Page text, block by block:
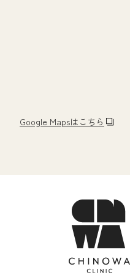
Google Mapsはこちら